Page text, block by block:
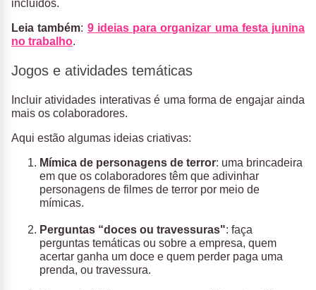
incluídos.
Leia também: 9 ideias para organizar uma festa junina
no trabalho.
Jogos e atividades temáticas
Incluir atividades interativas é uma forma de engajar ainda
mais os colaboradores.
Aqui estão algumas ideias criativas:
Mímica de personagens de terror: uma brincadeira
em que os colaboradores têm que adivinhar
personagens de filmes de terror por meio de
mímicas.
Perguntas “doces ou travessuras": faça
perguntas temáticas ou sobre a empresa, quem
acertar ganha um doce e quem perder paga uma
prenda, ou travessura.